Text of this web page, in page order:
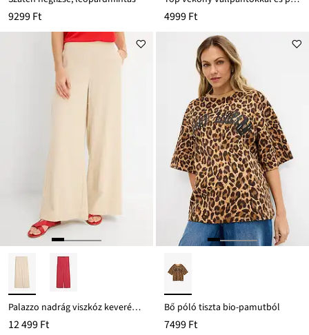
9299 Ft 4999 Ft
Palazzo nadrág viszkóz keverékből
12 499 Ft
Bő póló tiszta bio-pamutból
7499 Ft